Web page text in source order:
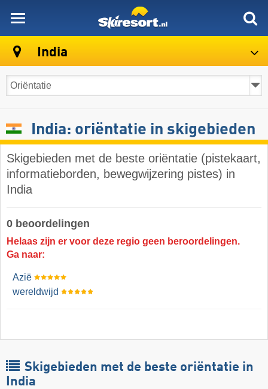
India
India: oriëntatie in skigebieden
Skigebieden met de beste oriëntatie (pistekaart,
informatieborden, bewegwijzering pistes) in
India
0 beoordelingen
Helaas zijn er voor deze regio geen beroordelingen.
Ga naar:
Azië
wereldwijd
Skigebieden met de beste oriëntatie in
India